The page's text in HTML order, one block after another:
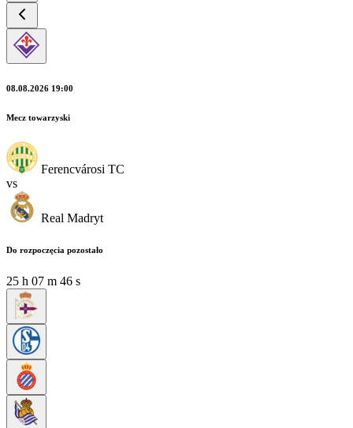
08.08.2026 19:00
Mecz towarzyski
Ferencvárosi TC
vs
Real Madryt
Do rozpoczęcia pozostało
25 h 07 m 46 s